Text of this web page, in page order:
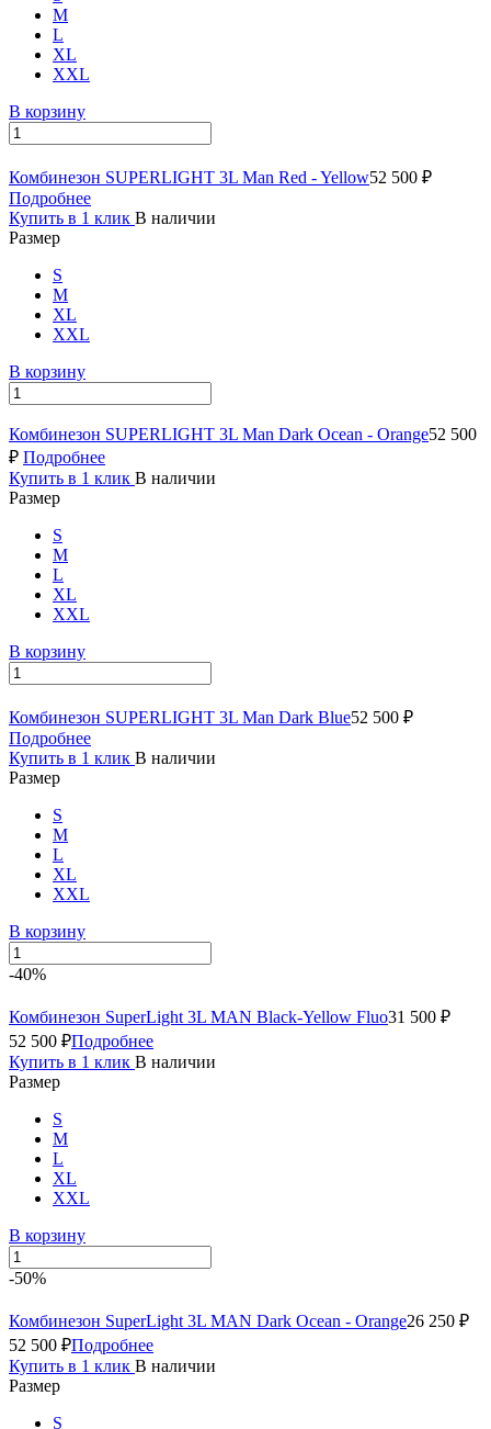
M
L
XL
XXL
В корзину
Комбинезон SUPERLIGHT 3L Man Red - Yellow52 500 ₽
Подробнее
Купить в 1 клик В наличии
Размер
S
M
XL
XXL
В корзину
Комбинезон SUPERLIGHT 3L Man Dark Ocean - Orange52 500
₽ Подробнее
Купить в 1 клик В наличии
Размер
S
M
L
XL
XXL
В корзину
Комбинезон SUPERLIGHT 3L Man Dark Blue52 500 ₽
Подробнее
Купить в 1 клик В наличии
Размер
S
M
L
XL
XXL
В корзину
-40%
Комбинезон SuperLight 3L MAN Black-Yellow Fluo31 500 ₽
52 500 ₽Подробнее
Купить в 1 клик В наличии
Размер
S
M
L
XL
XXL
В корзину
-50%
Комбинезон SuperLight 3L MAN Dark Ocean - Orange26 250 ₽
52 500 ₽Подробнее
Купить в 1 клик В наличии
Размер
S